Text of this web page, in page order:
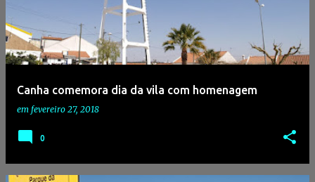
Canha comemora dia da vila com homenagem
em fevereiro 27, 2018
0